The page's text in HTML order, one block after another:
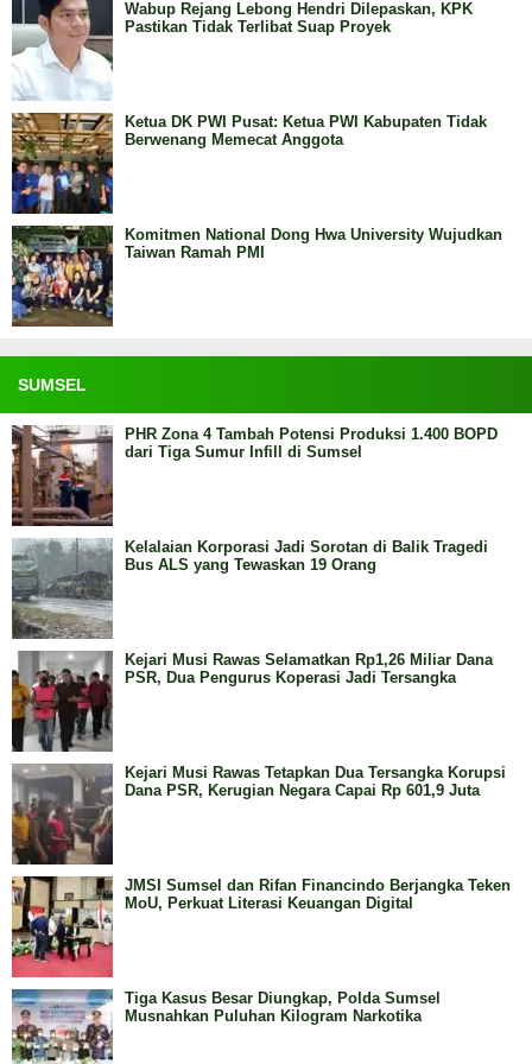
Wabup Rejang Lebong Hendri Dilepaskan, KPK
Pastikan Tidak Terlibat Suap Proyek
Ketua DK PWI Pusat: Ketua PWI Kabupaten Tidak
Berwenang Memecat Anggota
Komitmen National Dong Hwa University Wujudkan
Taiwan Ramah PMI
SUMSEL
PHR Zona 4 Tambah Potensi Produksi 1.400 BOPD
dari Tiga Sumur Infill di Sumsel
Kelalaian Korporasi Jadi Sorotan di Balik Tragedi
Bus ALS yang Tewaskan 19 Orang
Kejari Musi Rawas Selamatkan Rp1,26 Miliar Dana
PSR, Dua Pengurus Koperasi Jadi Tersangka
Kejari Musi Rawas Tetapkan Dua Tersangka Korupsi
Dana PSR, Kerugian Negara Capai Rp 601,9 Juta
JMSI Sumsel dan Rifan Financindo Berjangka Teken
MoU, Perkuat Literasi Keuangan Digital
Tiga Kasus Besar Diungkap, Polda Sumsel
Musnahkan Puluhan Kilogram Narkotika